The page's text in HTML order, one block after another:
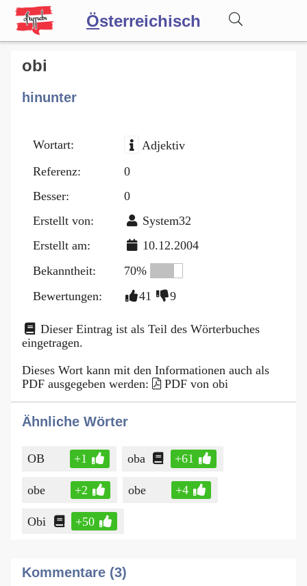
Österreichisch
Wörterbuch
Forum
Blog
obi
hinunter
Wortart:
Adjektiv
Referenz:
0
Besser:
0
Erstellt von:
System32
Erstellt am:
10.12.2004
Bekanntheit:
70%
Bewertungen:
41 9
Dieser Eintrag ist als Teil des Wörterbuches
eingetragen.
Dieses Wort kann mit den Informationen auch als
PDF ausgegeben werden:
PDF von obi
Ähnliche Wörter
OB +1 oba +61
obe +2 obe +4
Obi +50
Kommentare (3)